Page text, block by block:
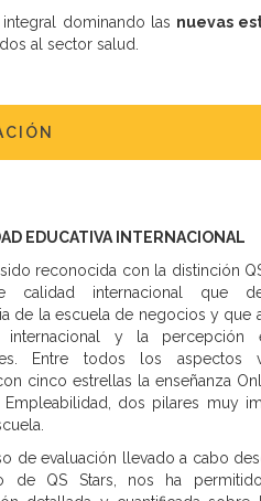
dominando las nuevas
al sector salud.
EDUCATIVA INTERNACIONAL
sido reconocida con la distinción
calidad internacional que
de la escuela de negocios y que
internacional y la percepción
Entre todos los aspectos
cinco estrellas la enseñanza
Empleabilidad, dos pilares muy
de evaluación llevado a cabo
de QS Stars, nos ha